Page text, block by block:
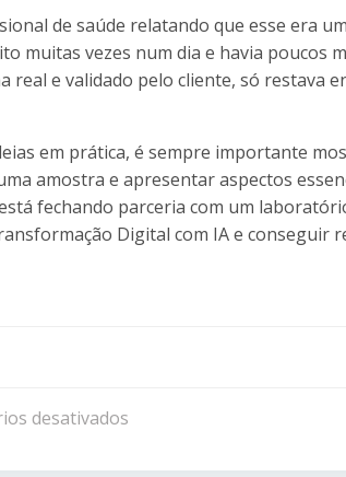
de saúde relatando que esse era
muitas vezes num dia e havia poucos
real e validado pelo cliente, só restava
em prática, é sempre importante
amostra e apresentar aspectos
fechando parceria com um
Digital com IA e conseguir
de
desativados